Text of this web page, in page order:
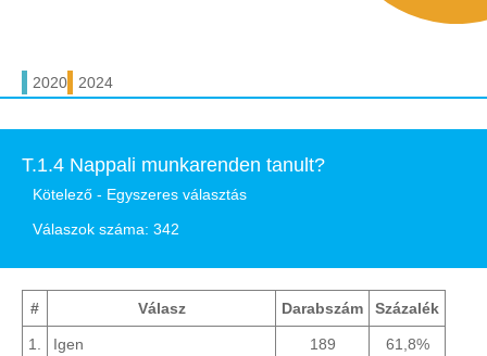
2020 2024
T.1.4 Nappali munkarenden tanult?
Kötelező - Egyszeres választás
Válaszok száma: 342
# Válasz Darabszám Százalék
1. Igen 189 61,8%